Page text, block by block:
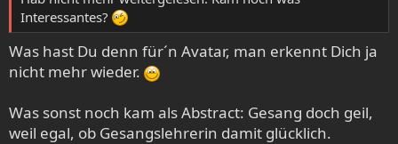
Interessantes?
Was hast Du denn für´n Avatar, man erkennt Dich ja
nicht mehr wieder.
Was sonst noch kam als Abstract: Gesang doch geil,
weil egal, ob Gesangslehrerin damit glücklich.